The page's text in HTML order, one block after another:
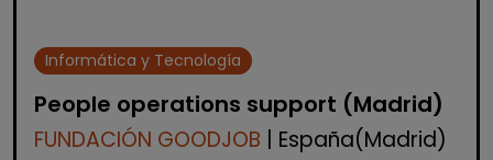
Informática y Tecnología
People operations support (Madrid)
FUNDACIÓN GOODJOB | España(Madrid)